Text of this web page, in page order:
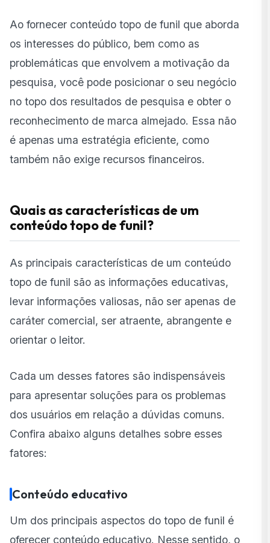
Ao fornecer conteúdo topo de funil que aborda
os interesses do público, bem como as
problemáticas que envolvem a motivação da
pesquisa, você pode posicionar o seu negócio
no topo dos resultados de pesquisa e obter o
reconhecimento de marca almejado. Essa não
é apenas uma estratégia eficiente, como
também não exige recursos financeiros.
Quais as características de um
conteúdo topo de funil?
As principais características de um conteúdo
topo de funil são as informações educativas,
levar informações valiosas, não ser apenas de
caráter comercial, ser atraente, abrangente e
orientar o leitor.
Cada um desses fatores são indispensáveis
para apresentar soluções para os problemas
dos usuários em relação a dúvidas comuns.
Confira abaixo alguns detalhes sobre esses
fatores:
Conteúdo educativo
Um dos principais aspectos do topo de funil é
oferecer conteúdo educativo. Nesse sentido, o